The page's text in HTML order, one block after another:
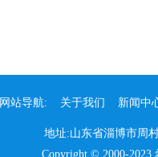
网站导航: 关于我们 新闻中
地址:山东省淄博市周
Copyright © 2000-2023